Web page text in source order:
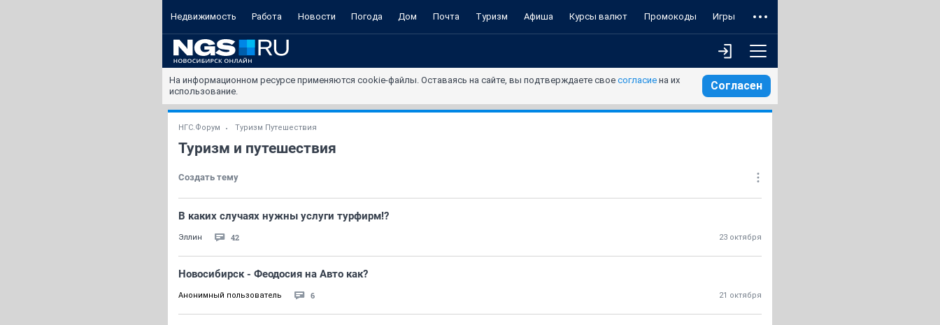
Недвижимость Работа Новости Погода Дом Почта Туризм Афиша Курсы валют Промокоды Игры
На информационном ресурсе применяются cookie-файлы. Оставаясь на сайте, вы подтверждаете свое согласие на их
использование.
Согласен
НГС.Форум Туризм Путешествия
Туризм и путешествия
Создать тему
В каких случаях нужны услуги турфирм!?
Эллин 42 23 октября
Новосибирск - Феодосия на Авто как?
Анонимный пользователь 6 21 октября